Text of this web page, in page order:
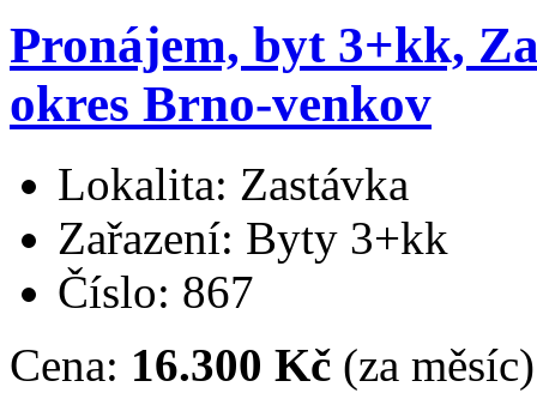
Pronájem, byt 3+kk,
okres Brno-venkov
Lokalita: Zastávka
Zařazení: Byty 3+kk
Číslo: 867
Cena: 16.300 Kč (za měsíc)